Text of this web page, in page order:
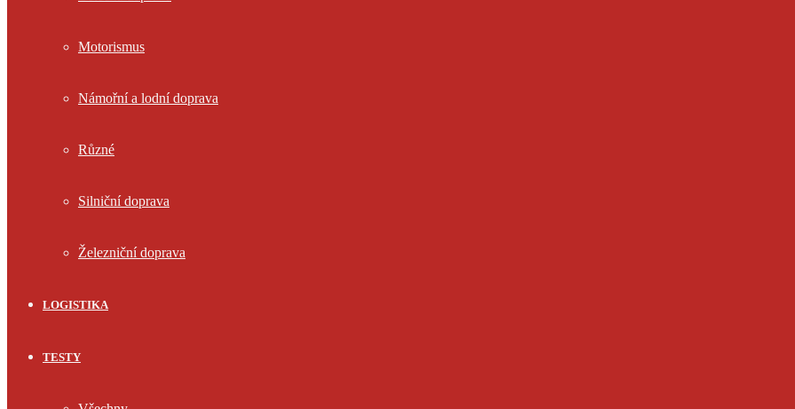
Motorismus
Námořní a lodní doprava
Různé
Silniční doprava
Železniční doprava
LOGISTIKA
TESTY